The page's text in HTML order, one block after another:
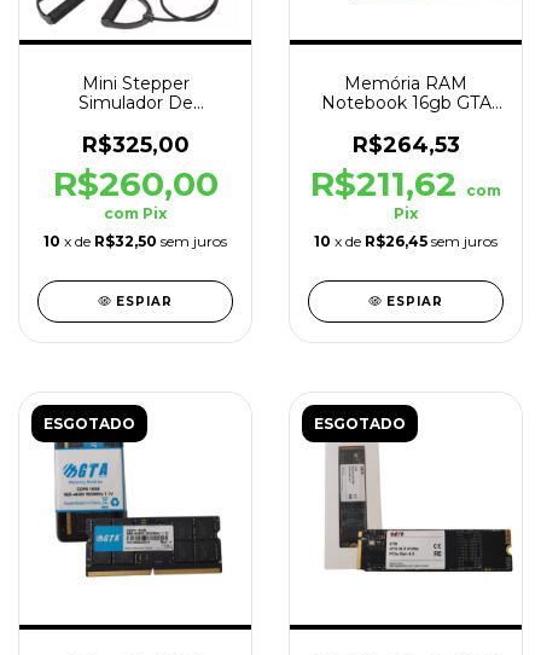
Mini Stepper
Simulador De
Nmi69 Gta Tech
R$325,00
R$260,00
com Pix
10 x de R$32,50 sem juros
ESPIAR
Memória RAM
Notebook 16gb GTA
Cl22 1.5V
R$264,53
R$211,62
com
Pix
10 x de R$26,45 sem juros
ESPIAR
ESGOTADO ESGOTADO